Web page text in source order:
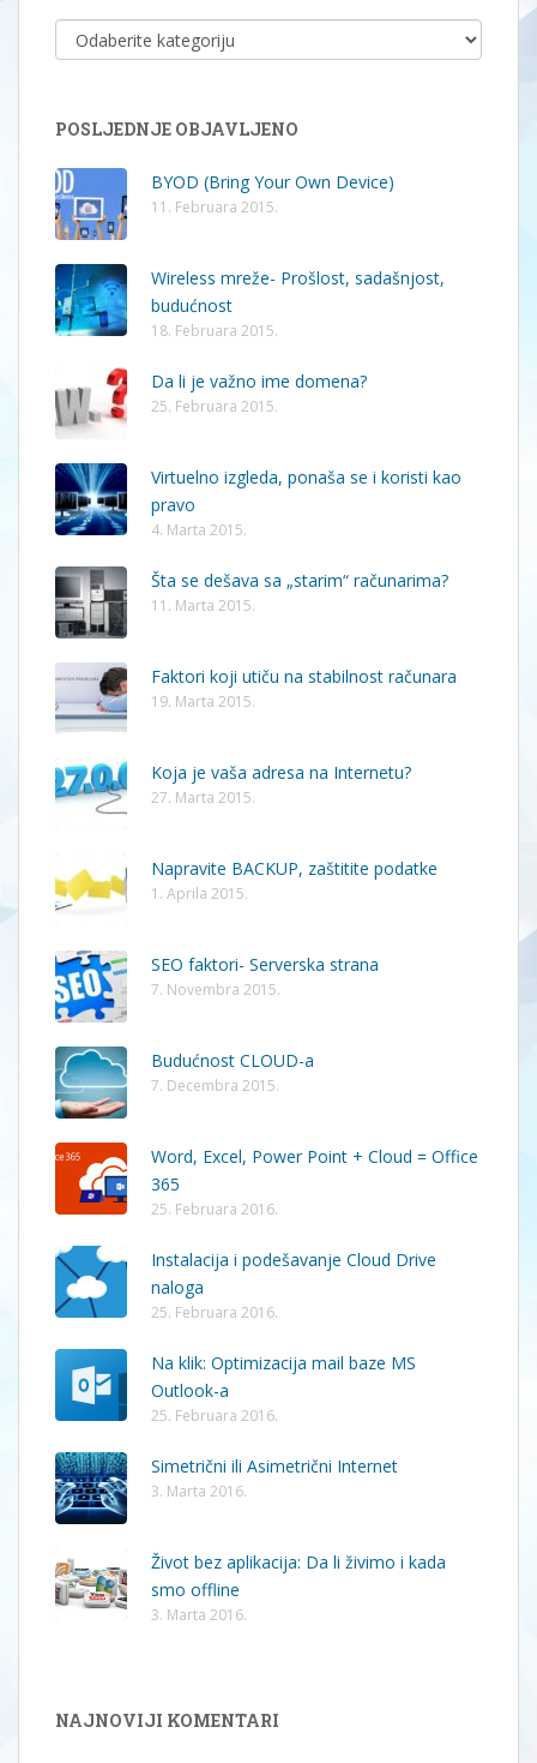
KATEGORIJE
POSLJEDNJE OBJAVLJENO
BYOD (Bring Your Own Device)
11. Februara 2015.
Wireless mreže- Prošlost, sadašnjost,
budućnost
18. Februara 2015.
Da li je važno ime domena?
25. Februara 2015.
Virtuelno izgleda, ponaša se i koristi kao
pravo
4. Marta 2015.
Šta se dešava sa „starim“ računarima?
11. Marta 2015.
Faktori koji utiču na stabilnost računara
19. Marta 2015.
Koja je vaša adresa na Internetu?
27. Marta 2015.
Napravite BACKUP, zaštitite podatke
1. Aprila 2015.
SEO faktori- Serverska strana
7. Novembra 2015.
Budućnost CLOUD-a
7. Decembra 2015.
Word, Excel, Power Point + Cloud = Office
365
25. Februara 2016.
Instalacija i podešavanje Cloud Drive
naloga
25. Februara 2016.
Na klik: Optimizacija mail baze MS
Outlook-a
25. Februara 2016.
Simetrični ili Asimetrični Internet
3. Marta 2016.
Život bez aplikacija: Da li živimo i kada
smo offline
3. Marta 2016.
NAJNOVIJI KOMENTARI